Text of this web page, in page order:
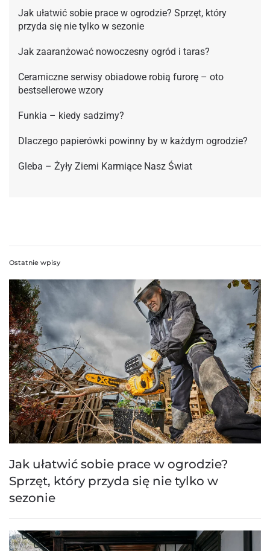
Jak ułatwić sobie prace w ogrodzie? Sprzęt, który
przyda się nie tylko w sezonie
Jak zaaranżować nowoczesny ogród i taras?
Ceramiczne serwisy obiadowe robią furorę – oto
bestsellerowe wzory
Funkia – kiedy sadzimy?
Dlaczego papierówki powinny by w każdym ogrodzie?
Gleba – Żyły Ziemi Karmiące Nasz Świat
Ostatnie wpisy
Jak ułatwić sobie prace w ogrodzie?
Sprzęt, który przyda się nie tylko w
sezonie